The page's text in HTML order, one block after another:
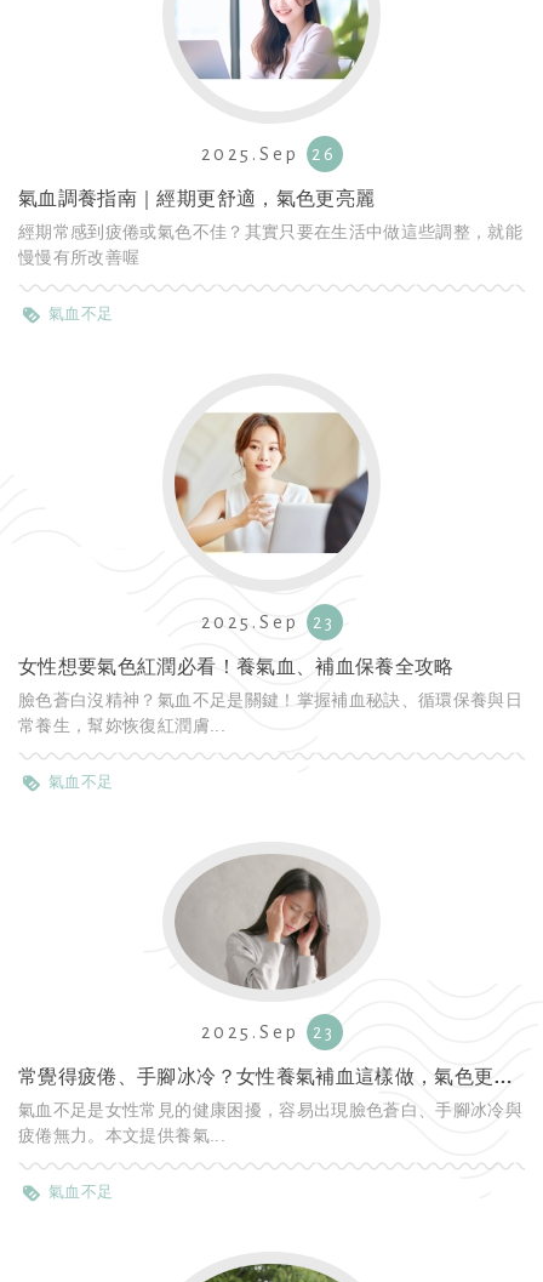
2025.Sep 26
氣血調養指南｜經期更舒適，氣色更亮麗
經期常感到疲倦或氣色不佳？其實只要在生活中做這些調整，就能
慢慢有所改善喔
氣血不足
2025.Sep 23
女性想要氣色紅潤必看！養氣血、補血保養全攻略
臉色蒼白沒精神？氣血不足是關鍵！掌握補血秘訣、循環保養與日
常養生，幫妳恢復紅潤膚...
氣血不足
2025.Sep 23
常覺得疲倦、手腳冰冷？女性養氣補血這樣做，氣色更紅潤
氣血不足是女性常見的健康困擾，容易出現臉色蒼白、手腳冰冷與
疲倦無力。本文提供養氣...
氣血不足